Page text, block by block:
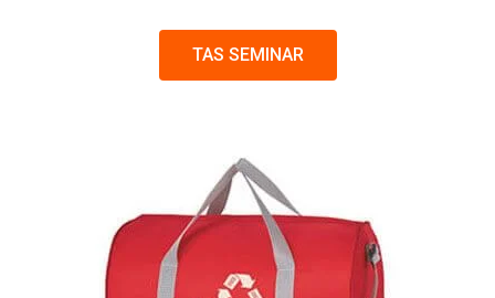
TAS SEMINAR